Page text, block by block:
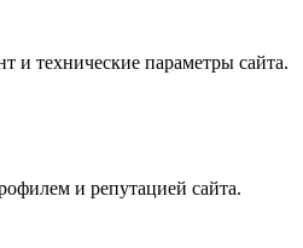
и технические параметры сайта.
и репутацией сайта.